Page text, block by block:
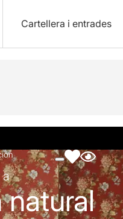
Cartellera i entrades
Fotos i vídeos
a
natural